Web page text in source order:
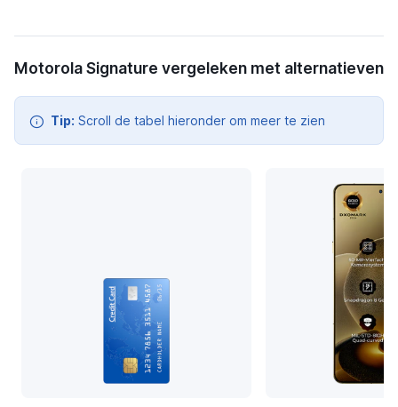
Motorola Signature vergeleken met alternatieven
Tip: Scroll de tabel hieronder om meer te zien